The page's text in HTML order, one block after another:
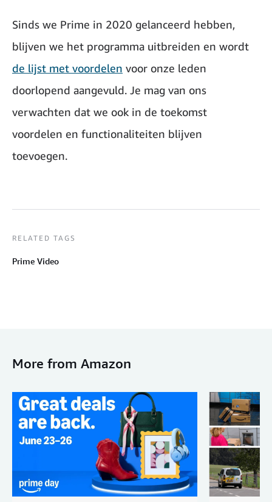
Sinds we Prime in 2020 gelanceerd hebben,
blijven we het programma uitbreiden en wordt
de lijst met voordelen voor onze leden
doorlopend aangevuld. Je mag van ons
verwachten dat we ook in de toekomst
voordelen en functionaliteiten blijven
toevoegen.
RELATED TAGS
Prime Video
More from Amazon